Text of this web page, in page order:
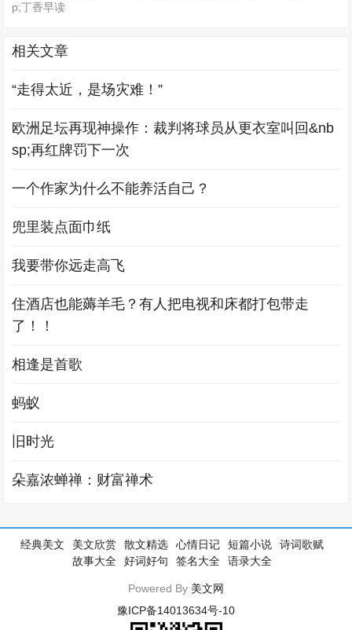
p;丁香早读
相关文章
“走得太近，是场灾难！”
欧洲足坛再现神操作：裁判将球员从更衣室叫回&nb
sp;再红牌罚下一次
一个作家为什么不能养活自己？
兜里装点面巾纸
我要带你远走高飞
住酒店也能薅羊毛？有人把电视和床都打包带走
了！！
相逢是首歌
蚂蚁
旧时光
朵嘉浓蝉禅：财富禅术
经典美文 美文欣赏 散文精选 心情日记 短篇小说
诗词歌赋
故事大全
好词好句 签名大全 语录大全
Powered By 美文网
豫ICP备14013634号-10